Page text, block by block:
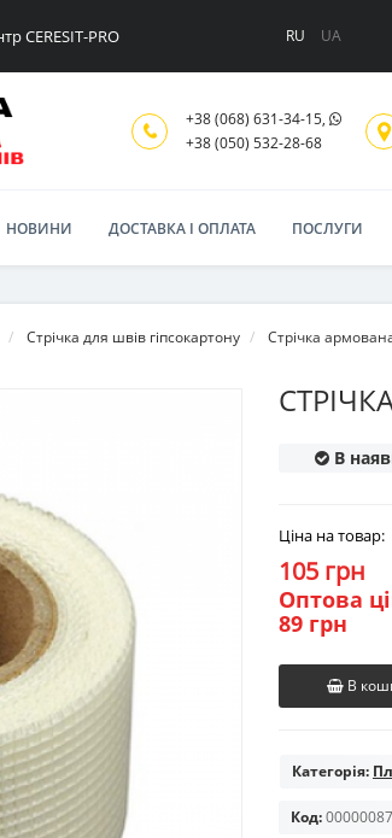
CERESIT-PRO RU UA
+38 (068) 631-34-15,
+38 (050) 532-28-68
НОВИНИ ДОСТАВКА І ОПЛАТА ПОСЛУГИ
Стрічка для швів гіпсокартону Стрічка
В
Ціна на товар:
105 грн
Оптова
89 грн
В
Категорія:
Код: